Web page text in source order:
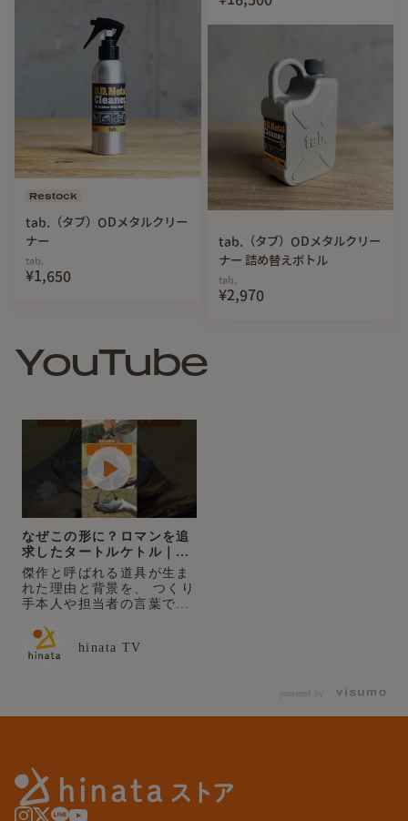
Restock
tab.（タブ）ODメタルクリー
ナー
tab.
¥1,650
tab.（タブ）ODメタルクリー
ナー 詰め替えボトル
tab.
¥2,970
YouTube
なぜこの形に？ロマンを追
求したタートルケトル｜
ironshop
傑作と呼ばれる道具が生ま
れた理由と背景を、 つくり
手本人や担当者の言葉で紐
り」シリーズ。 今回取り上
げるのは、ironshopの「タ
トル
https://store.hinata.me/pro
ducts/ironshop-turtle-
hinata TV
powered by